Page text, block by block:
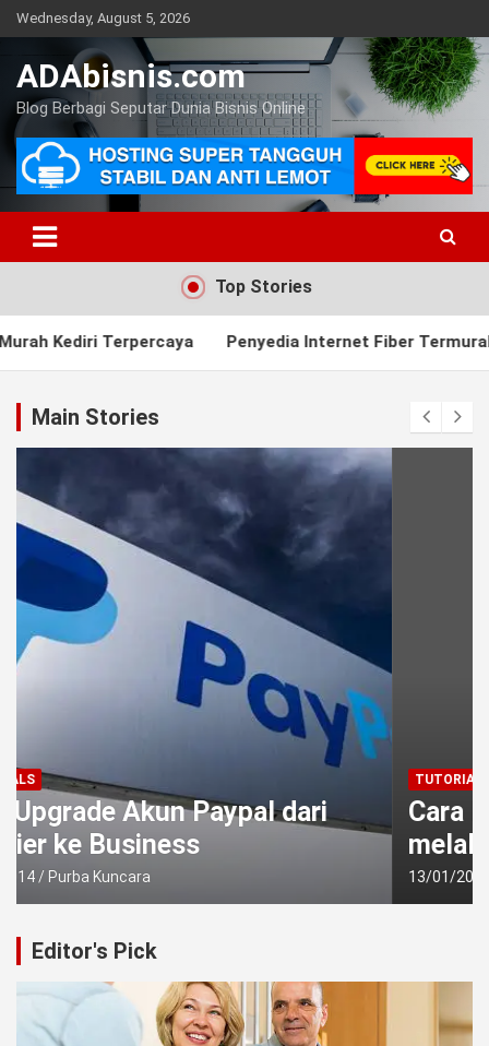
Skip
to
Wednesday, August 5, 2026
ADAbisnis.com
Blog Berbagi Seputar Dunia Bisnis Online
Top Stories
Penyedia Internet Fiber Termurah di Kediri
Main Stories
TUTORIALS
Cara Membayar PPh Final UKM
melalui ATM
13/01/2014 Purba Kuncara
Editor's Pick